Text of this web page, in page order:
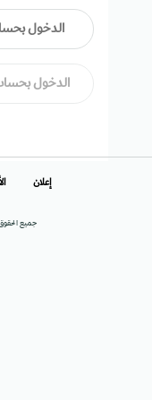
الدخول
الدخول
جميع
إعلان